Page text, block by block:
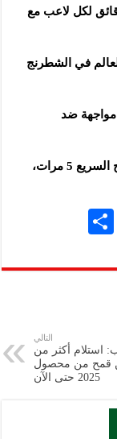
وفق النظام السويسري وبزمن قدره 3 دقائق لكل لاعب مع
بلقب بطل العالم في الشطرنج
ضد
كما توج “كارلسن” ببطولة العالم في الشطرنج السريع 5 مرات،
E
ar
التالي
استلام أكثر من
قمح من محصول
2025 حتى الآن